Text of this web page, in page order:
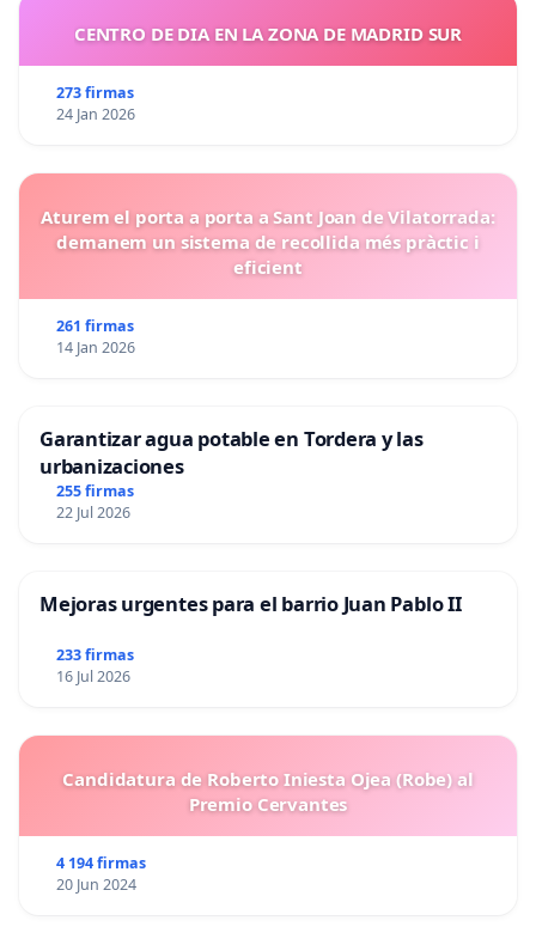
CENTRO DE DIA EN LA ZONA DE MADRID SUR
273 firmas
24 Jan 2026
Aturem el porta a porta a Sant Joan de Vilatorrada:
demanem un sistema de recollida més pràctic i
eficient
261 firmas
14 Jan 2026
Garantizar agua potable en Tordera y las
urbanizaciones
255 firmas
22 Jul 2026
Mejoras urgentes para el barrio Juan Pablo II
233 firmas
16 Jul 2026
Candidatura de Roberto Iniesta Ojea (Robe) al
Premio Cervantes
4 194 firmas
20 Jun 2024